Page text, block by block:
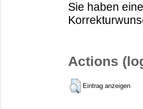
Sie haben
Actions
Eintrag anzeigen